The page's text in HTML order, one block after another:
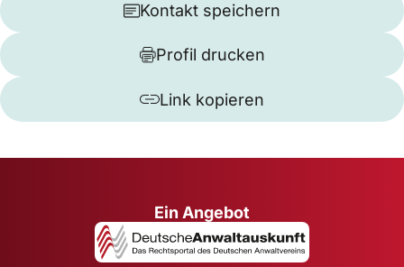
Kontakt speichern
Profil drucken
Link kopieren
Ein Angebot